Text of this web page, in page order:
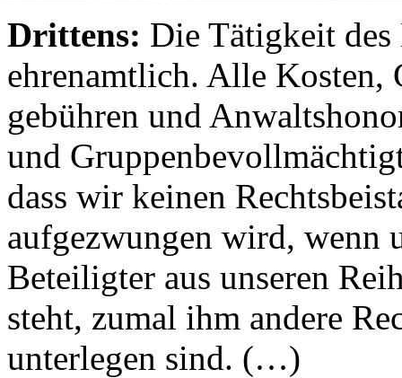
Drittens: Die Tätigkeit
ehrenamtlich. Alle
gebühren und
und
dass wir keinen
aufgezwungen wird, wenn
Beteiligter aus unseren
steht, zumal ihm andere
unterlegen sind. (…)